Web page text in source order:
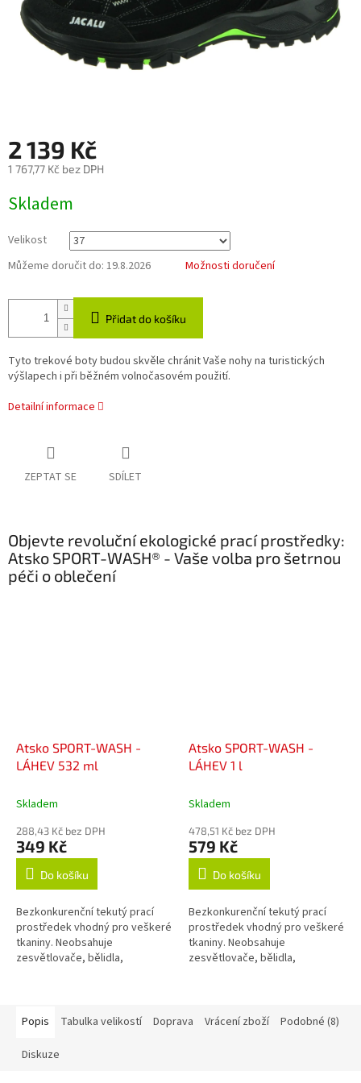
2 139 Kč
1 767,77 Kč bez DPH
cena:
Skladem
Velikost
Můžeme doručit do: 19.8.2026 Možnosti doručení
Přidat do košíku
Tyto trekové boty budou skvěle chránit Vaše nohy na turistických
výšlapech i při běžném volnočasovém použití.
Detailní informace
ZEPTAT SE SDÍLET
Objevte revoluční ekologické prací prostředky:
Atsko SPORT-WASH® - Vaše volba pro šetrnou
péči o oblečení
Atsko SPORT-WASH -
LÁHEV 532 ml
Skladem
288,43 Kč bez DPH
349 Kč
Do košíku
Bezkonkurenční tekutý prací
prostředek vhodný pro veškeré
tkaniny. Neobsahuje
zesvětlovače, bělidla,
Atsko SPORT-WASH -
LÁHEV 1 l
Skladem
478,51 Kč bez DPH
579 Kč
Do košíku
Bezkonkurenční tekutý prací
prostředek vhodný pro veškeré
tkaniny. Neobsahuje
zesvětlovače, bělidla,
Popis
Tabulka velikostí Doprava Vrácení zboží Podobné (8)
Diskuze